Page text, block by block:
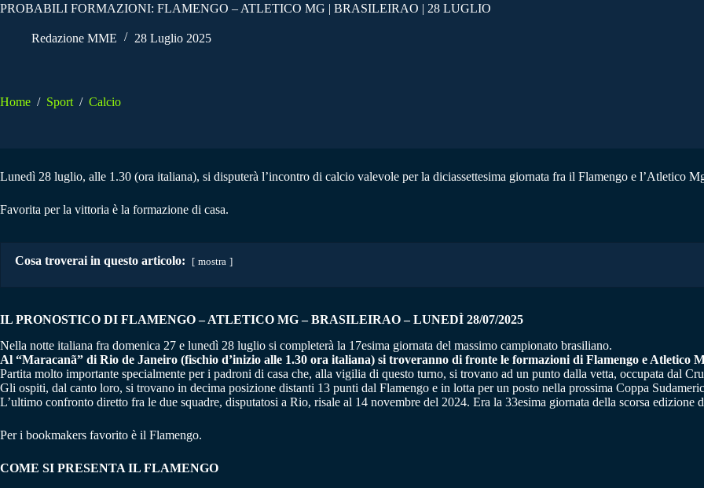
PROBABILI FORMAZIONI: FLAMENGO – ATLETICO MG | BRASILEIRAO | 28 LUGLIO
Redazione MME 28 Luglio 2025
Home / Sport / Calcio
Lunedì 28 luglio, alle 1.30 (ora italiana), si disputerà l’incontro di calcio valevole per la diciassettesima giornata fra il Flamengo e l’Atletico
Favorita per la vittoria è la formazione di casa.
Cosa troverai in questo articolo: mostra
IL PRONOSTICO DI FLAMENGO – ATLETICO MG– BRASILEIRAO– LUNEDÌ 28/07/2025
Nella notte italiana fra domenica 27 e lunedì 28 luglio si completerà la 17esima giornata del massimo campionato brasiliano.
Al “Maracanã” di Rio de Janeiro (fischio d’inizio alle 1.30 ora italiana) si troveranno di fronte le formazioni di Flamengo e Atletico
Partita molto importante specialmente per i padroni di casa che, alla vigilia di questo turno, si trovano ad un punto dalla vetta, occupata dal
Gli ospiti, dal canto loro, si trovano in decima posizione distanti 13 punti dal Flamengo e in lotta per un posto nella prossima Coppa
L’ultimo confronto diretto fra le due squadre, disputatosi a Rio, risale al 14 novembre del 2024. Era la 33esima giornata della scorsa
Per i bookmakers favorito è il Flamengo.
COME SI PRESENTA IL FLAMENGO